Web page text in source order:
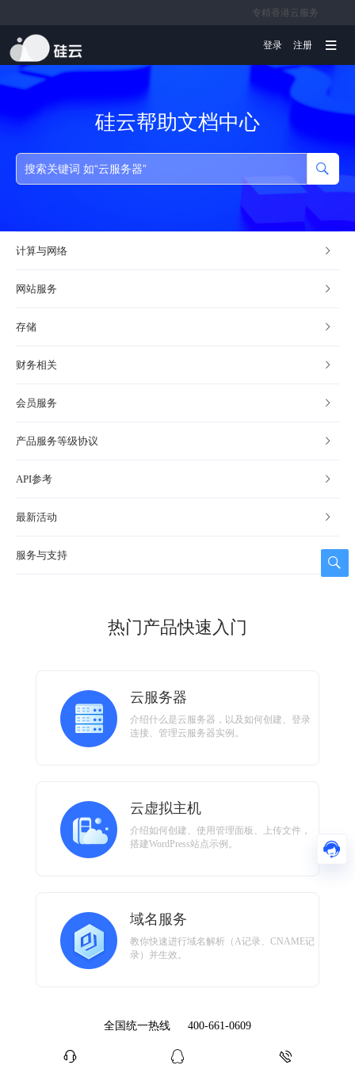
专精香港云服务
文档
登录 注册
硅云帮助文档中心
计算与网络
网站服务
存储
财务相关
会员服务
产品服务等级协议
API参考
最新活动
服务与支持
热门产品快速入门
云服务器
介绍什么是云服务器，以及如何创建、登录
连接、管理云服务器实例。
云虚拟主机
介绍如何创建、使用管理面板、上传文件，
搭建WordPress站点示例。
域名服务
教你快速进行域名解析（A记录、CNAME记
录）并生效。
全国统一热线 400-661-0609